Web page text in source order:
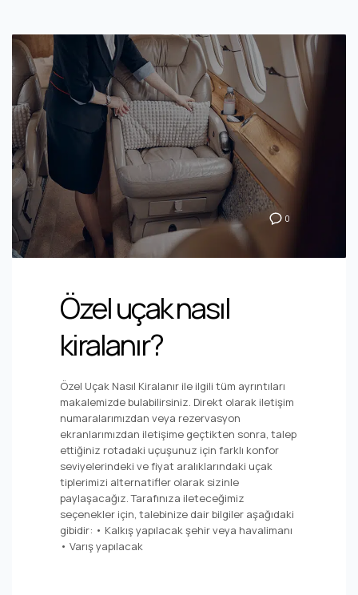
0
Özel uçak nasıl
kiralanır?
Özel Uçak Nasıl Kiralanır ile ilgili tüm ayrıntıları
makalemizde bulabilirsiniz. Direkt olarak iletişim
numaralarımızdan veya rezervasyon
ekranlarımızdan iletişime geçtikten sonra, talep
ettiğiniz rotadaki uçuşunuz için farklı konfor
seviyelerindeki ve fiyat aralıklarındaki uçak
tiplerimizi alternatifler olarak sizinle
paylaşacağız. Tarafınıza ileteceğimiz
seçenekler için, talebinize dair bilgiler aşağıdaki
gibidir: • Kalkış yapılacak şehir veya havalimanı
• Varış yapılacak